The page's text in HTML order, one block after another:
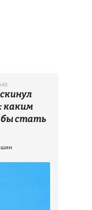
каким
бы стать